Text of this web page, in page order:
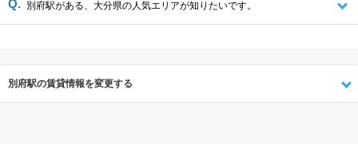
別府駅がある、大分県の人気エリアが知りたいです。
別府駅の賃貸情報を変更する